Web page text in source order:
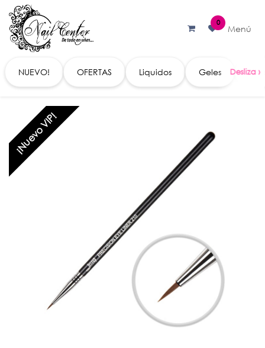
Ir al contenido
0
Menú
NUEVO! OFERTAS Liquidos Geles
¡Nuevo VIP!